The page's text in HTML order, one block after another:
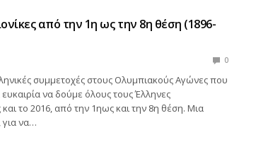
από την 1η ως την 8η θέση (1896-
0
συμμετοχές στους Ολυμπιακούς Αγώνες που
ευκαιρία να δούμε όλους τους Έλληνες
το 2016, από την 1ηως και την 8η θέση. Μια
να…